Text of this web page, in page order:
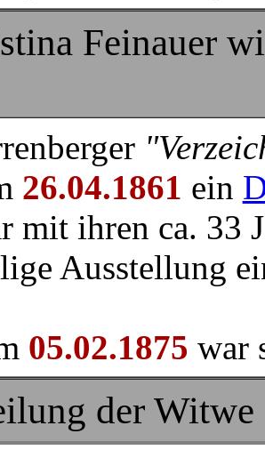
Feinauer
26.04.1861 ein
mit ihren ca. 33
Ausstellung
05.02.1875 war
der Witwe